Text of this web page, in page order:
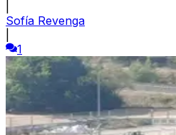
Sofía Revenga
1